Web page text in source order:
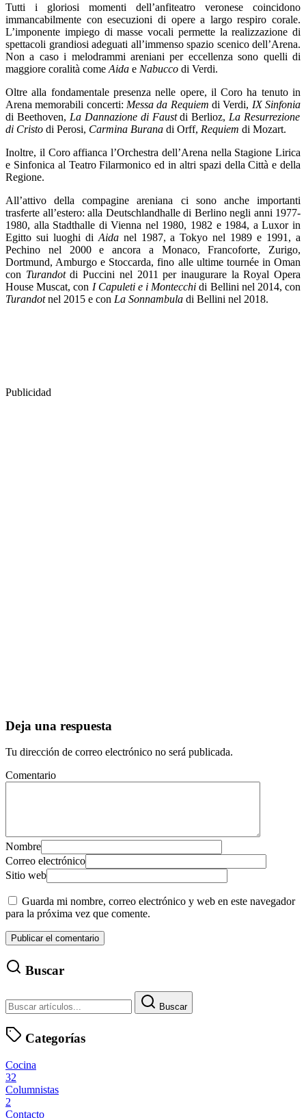
Tutti i gloriosi momenti dell’anfiteatro veronese coincidono
immancabilmente con esecuzioni di opere a largo respiro corale.
L’imponente impiego di masse vocali permette la realizzazione di
spettacoli grandiosi adeguati all’immenso spazio scenico dell’Arena.
Non a caso i melodrammi areniani per eccellenza sono quelli di
maggiore coralità come Aida e Nabucco di Verdi.
Oltre alla fondamentale presenza nelle opere, il Coro ha tenuto in
Arena memorabili concerti: Messa da Requiem di Verdi, IX Sinfonia
di Beethoven, La Dannazione di Faustdi Berlioz, La Resurrezione
di Cristo di Perosi, Carmina Burana di Orff, Requiem di Mozart.
Inoltre, il Coro affianca l’Orchestra dell’Arena nella Stagione Lirica
e Sinfonica al Teatro Filarmonico ed in altri spazi della Città e della
Regione.
All’attivo della compagine areniana ci sono anche importanti
trasferte all’estero: alla Deutschlandhalle di Berlino negli anni 1977-
1980, alla Stadthalle di Vienna nel 1980, 1982 e 1984, a Luxor in
Egitto sui luoghi di Aidanel 1987, a Tokyo nel 1989 e 1991, a
Pechino nel 2000 e ancora a Monaco, Francoforte, Zurigo,
Dortmund, Amburgo e Stoccarda, fino alle ultime tournée in Oman
con Turandotdi Puccini nel 2011 per inaugurare la Royal Opera
House Muscat, con I Capuleti e i Montecchi di Bellini nel 2014, con
Turandotnel 2015 e con La Sonnambula di Bellini nel 2018.
Publicidad
Deja una respuesta
Tu dirección de correo electrónico no será publicada.
Comentario
Nombre
Correo electrónico
Sitio web
Guarda mi nombre, correo electrónico y web en este navegador
para la próxima vez que comente.
Buscar
Buscar
Categorías
Cocina
32
Columnistas
2
Contacto